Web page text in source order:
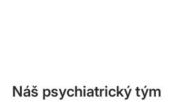
Náš psychiatrický tým